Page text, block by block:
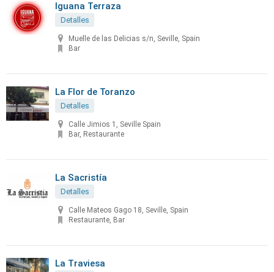
Iguana Terraza
Detalles
Muelle de las Delicias s/n, Seville, Spain
Bar
La Flor de Toranzo
Detalles
Calle Jimios 1, Seville Spain
Bar, Restaurante
La Sacristía
Detalles
Calle Mateos Gago 18, Seville, Spain
Restaurante, Bar
La Traviesa